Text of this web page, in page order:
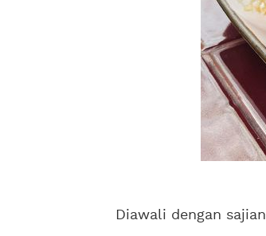
Diawali dengan sajian